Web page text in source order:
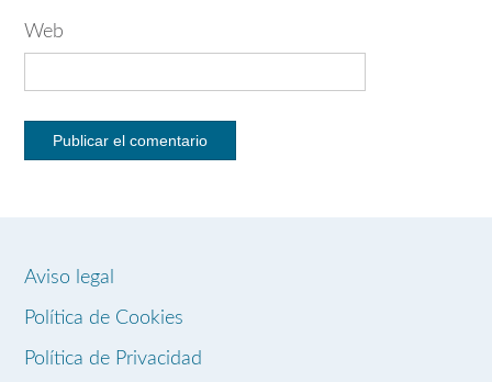
Web
Aviso legal
Política de Cookies
Política de Privacidad